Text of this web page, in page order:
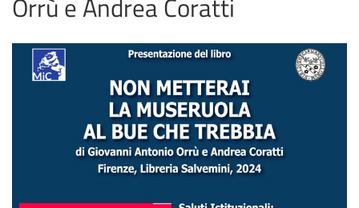
Orrù e Andrea Coratti